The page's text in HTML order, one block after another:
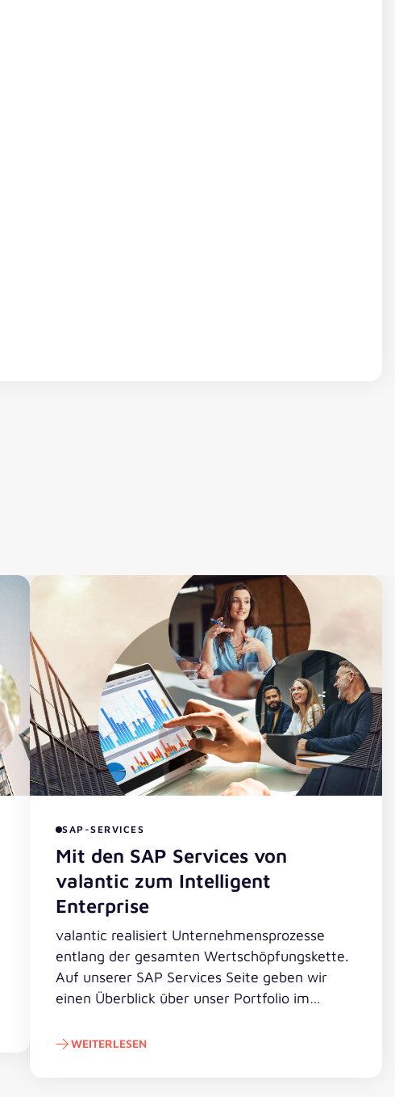
SAP-SERVICES
Mit den SAP Services von
valantic zum Intelligent
Enterprise
valantic realisiert Unternehmensprozesse
entlang der gesamten Wertschöpfungskette.
Auf unserer SAP Services Seite geben wir
einen Überblick über unser Portfolio im
Support.
WEITERLESEN